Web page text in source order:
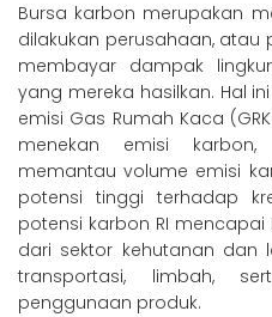
Bursa karbon merupakan
dilakukan perusahaan, atau
membayar dampak
yang mereka hasilkan. Hal
emisi Gas Rumah Kaca
menekan emisi
memantau volume emisi
potensi tinggi terhadap
potensi karbon RI mencapai
dari sektor kehutanan dan
transportasi, limbah,
penggunaan produk.